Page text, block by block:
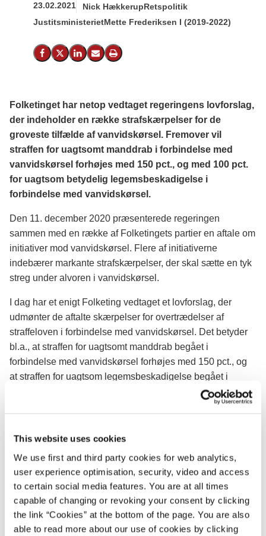
This website uses cookies
We use first and third party cookies for web analytics,
user experience optimisation, security, video and access
to certain social media features. You are at all times
capable of changing or revoking your consent by clicking
the link “Cookies” at the bottom of the page. You are also
able to read more about our use of cookies by clicking
23.02.2021 Nick HækkerupRetspolitik
JustitsministerietMette Frederiksen I (2019-2022)
Del på Facebook
Del på X (Twitter)
Del på LinkedIn
Send email
Print
Folketinget har netop vedtaget regeringens lovforslag,
der indeholder en række strafskærpelser for de
groveste tilfælde af vanvidskørsel. Fremover vil
straffen for uagtsomt manddrab i forbindelse med
vanvidskørsel forhøjes med 150 pct., og med 100 pct.
for uagtsom betydelig legemsbeskadigelse i
forbindelse med vanvidskørsel.
Den 11. december 2020 præsenterede regeringen
sammen med en række af Folketingets partier en aftale om
initiativer mod vanvidskørsel. Flere af initiativerne
indebærer markante strafskærpelser, der skal sætte en tyk
streg under alvoren i vanvidskørsel.
I dag har et enigt Folketing vedtaget et lovforslag, der
udmønter de aftalte skærpelser for overtrædelser af
straffeloven i forbindelse med vanvidskørsel. Det betyder
bl.a., at straffen for uagtsomt manddrab begået i
forbindelse med vanvidskørsel forhøjes med 150 pct., og
at straffen for uagtsom legemsbeskadigelse begået i
forbindelse med vanvidskørsel forhøjes med 100 pct.
fængsel i 16 til 18 måneder, vil dermed fremover som
måneder til 3 år og 9 måneder.
Strafskærpelserne træder i kraft den 1. marts 2021.
Justitsminister Nick Hækkerup siger: